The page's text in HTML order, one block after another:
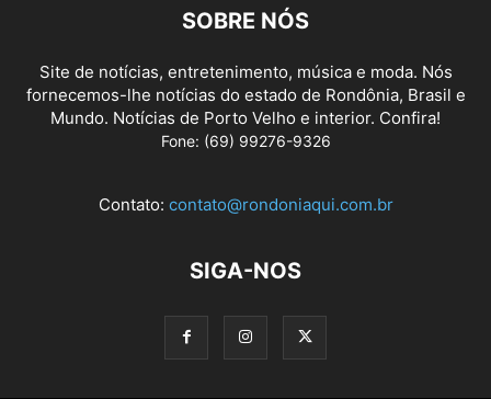
SOBRE NÓS
Site de notícias, entretenimento, música e moda. Nós
fornecemos-lhe notícias do estado de Rondônia, Brasil e
Mundo. Notícias de Porto Velho e interior. Confira!
Fone: (69) 99276-9326
Contato: contato@rondoniaqui.com.br
SIGA-NOS